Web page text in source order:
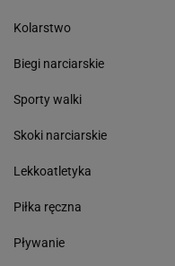
Kolarstwo
Biegi narciarskie
Sporty walki
Skoki narciarskie
Lekkoatletyka
Piłka ręczna
Pływanie